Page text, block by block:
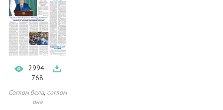
2994
768
Соғлом бола, соғлом
она